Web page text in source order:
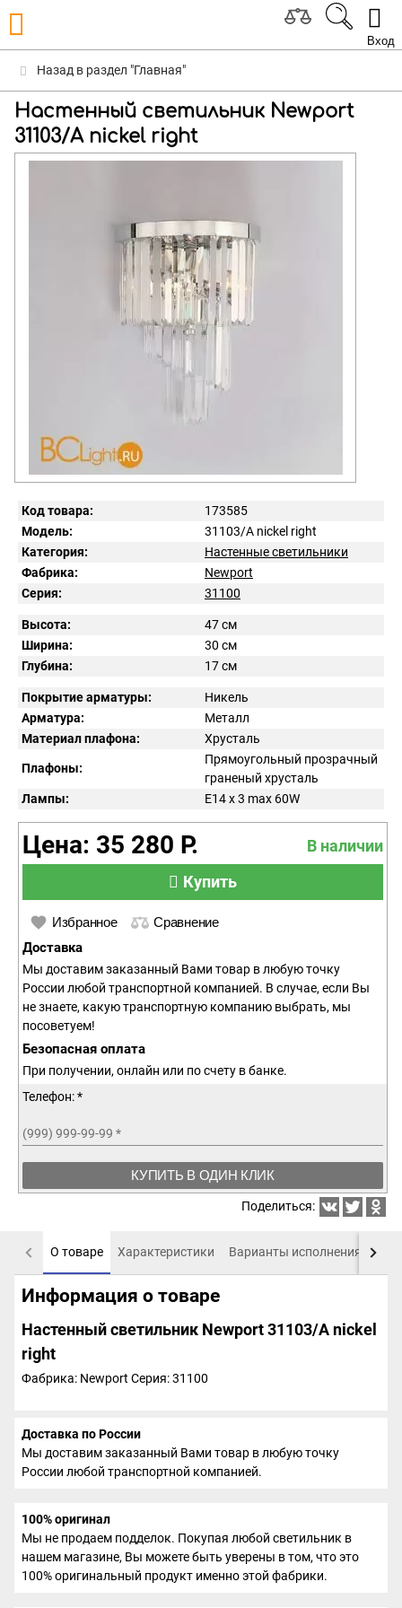
Вход
Назад в раздел "Главная"
Настенный светильник Newport
31103/A nickel right
Код товара:
173585
Модель:
31103/A nickel right
Категория:
Настенные светильники
Фабрика:
Newport
Серия:
31100
Высота:
47 см
Ширина:
30 см
Глубина:
17 см
Покрытие арматуры:
Никель
Арматура:
Металл
Материал плафона:
Хрусталь
Плафоны:
Прямоугольный прозрачный
граненый хрусталь
Лампы:
E14 x 3 max 60W
Цена: 35 280 Р.
В наличии
Купить
Избранное Сравнение
Доставка
Мы доставим заказанный Вами товар в любую точку
России любой транспортной компанией. В случае, если Вы
не знаете, какую транспортную компанию выбрать, мы
посоветуем!
Безопасная оплата
При получении, онлайн или по счету в банке.
Телефон: *
(999) 999-99-99 *
КУПИТЬ В ОДИН КЛИК
Поделиться:
О товаре Характеристики Варианты исполнения
Информация о товаре
Настенный светильник Newport 31103/A nickel
right
Фабрика: Newport Серия: 31100
Доставка по России
Мы доставим заказанный Вами товар в любую точку
России любой транспортной компанией.
100% оригинал
Мы не продаем подделок. Покупая любой светильник в
нашем магазине, Вы можете быть уверены в том, что это
100% оригинальный продукт именно этой фабрики.